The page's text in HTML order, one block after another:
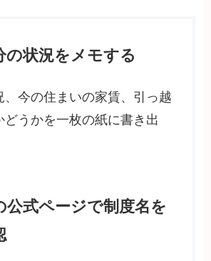
の状況をメモする
、今の住まいの家賃、引っ越
どうかを一枚の紙に書き出
公式ページで制度名を